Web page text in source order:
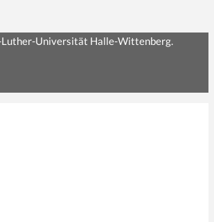
Universität Halle-Wittenberg.